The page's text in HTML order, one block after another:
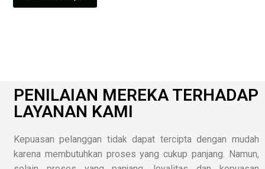
PENILAIAN MEREKA TERHADAP
LAYANAN KAMI
Kepuasan pelanggan tidak dapat tercipta dengan mudah
karena membutuhkan proses yang cukup panjang. Namun,